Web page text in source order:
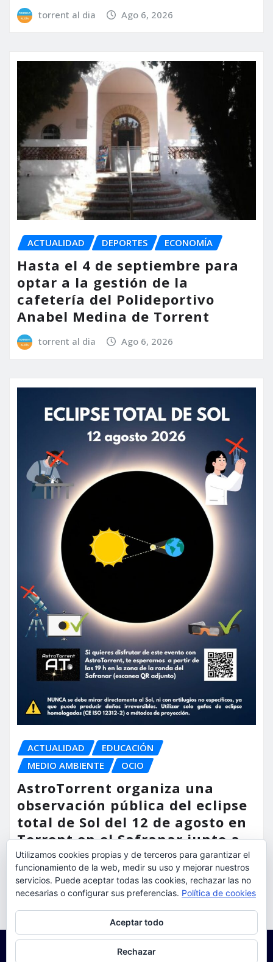
torrent al dia Ago 6, 2026
ACTUALIDAD DEPORTES ECONOMÍA
Hasta el 4 de septiembre para
optar a la gestión de la
cafetería del Polideportivo
Anabel Medina de Torrent
torrent al dia Ago 6, 2026
ACTUALIDAD
EDUCACIÓN
MEDIO AMBIENTE
OCIO
AstroTorrent organiza una
observación pública del eclipse
total de Sol del 12 de agosto en
Torrent en el Safranar junto a
las vías del AVE
torrent al dia Ago 5, 2026
Utilizamos cookies propias y de terceros para garantizar el
funcionamiento de la web, medir su uso y mejorar nuestros
servicios. Puede aceptar todas las cookies, rechazar las no
necesarias o configurar sus preferencias. Política de cookies
Aceptar todo
Rechazar
Para obtener más información, incluido cómo gestionar las cookies,